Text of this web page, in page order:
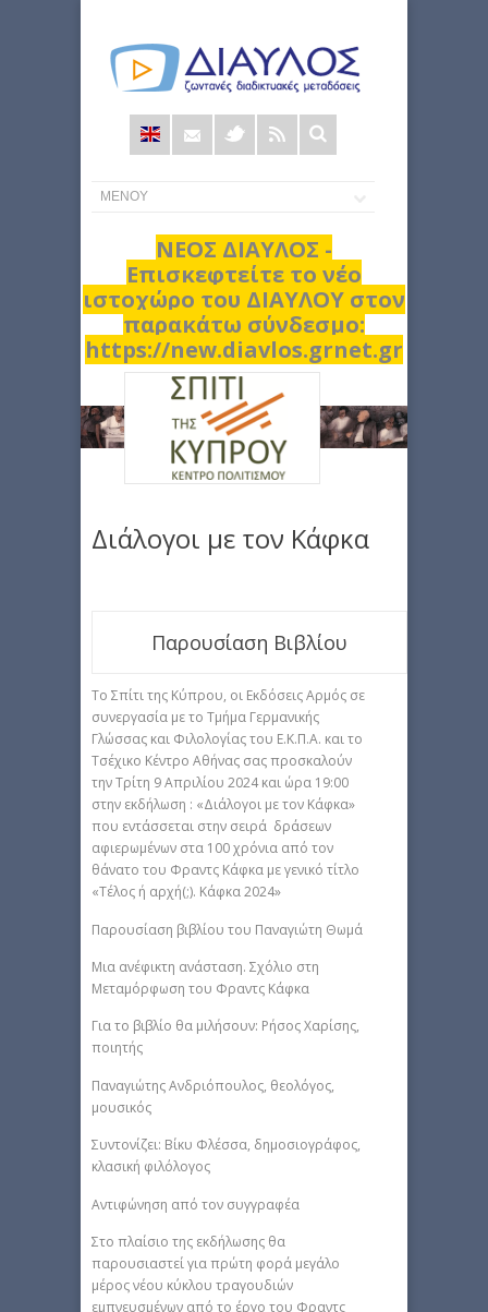
Φόρμα
αναζήτησης
ΝΕΟΣ ΔΙΑΥΛΟΣ -
Επισκεφτείτε το νέο
ιστοχώρο του ΔΙΑΥΛΟΥ στον
παρακάτω σύνδεσμο:
https://new.diavlos.grnet.gr
Διάλογοι με τον Κάφκα
Παρουσίαση Βιβλίου
Το Σπίτι της Κύπρου, οι Εκδόσεις Αρμός σε
συνεργασία με το Τμήμα Γερμανικής
Γλώσσας και Φιλολογίας του Ε.Κ.Π.Α. και το
Τσέχικο Κέντρο Αθήνας σας προσκαλούν
την Τρίτη 9 Απριλίου 2024 και ώρα 19:00
στην εκδήλωση : «Διάλογοι με τον Κάφκα»
που εντάσσεται στην σειρά δράσεων
αφιερωμένων στα 100 χρόνια από τον
θάνατο του Φραντς Κάφκα με γενικό τίτλο
«Τέλος ή αρχή(;). Κάφκα 2024»
Παρουσίαση βιβλίου του Παναγιώτη Θωμά
Μια ανέφικτη ανάσταση. Σχόλιο στη
Μεταμόρφωση του Φραντς Κάφκα
Για το βιβλίο θα μιλήσουν: Ρήσος Χαρίσης,
ποιητής
Παναγιώτης Ανδριόπουλος, θεολόγος,
μουσικός
Συντονίζει: Βίκυ Φλέσσα, δημοσιογράφος,
κλασική φιλόλογος
Αντιφώνηση από τον συγγραφέα
Στο πλαίσιο της εκδήλωσης θα
παρουσιαστεί για πρώτη φορά μεγάλο
μέρος νέου κύκλου τραγουδιών
εμπνευσμένων από το έργο του Φραντς